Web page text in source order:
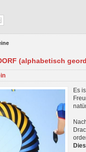
(alphabetisch
Es